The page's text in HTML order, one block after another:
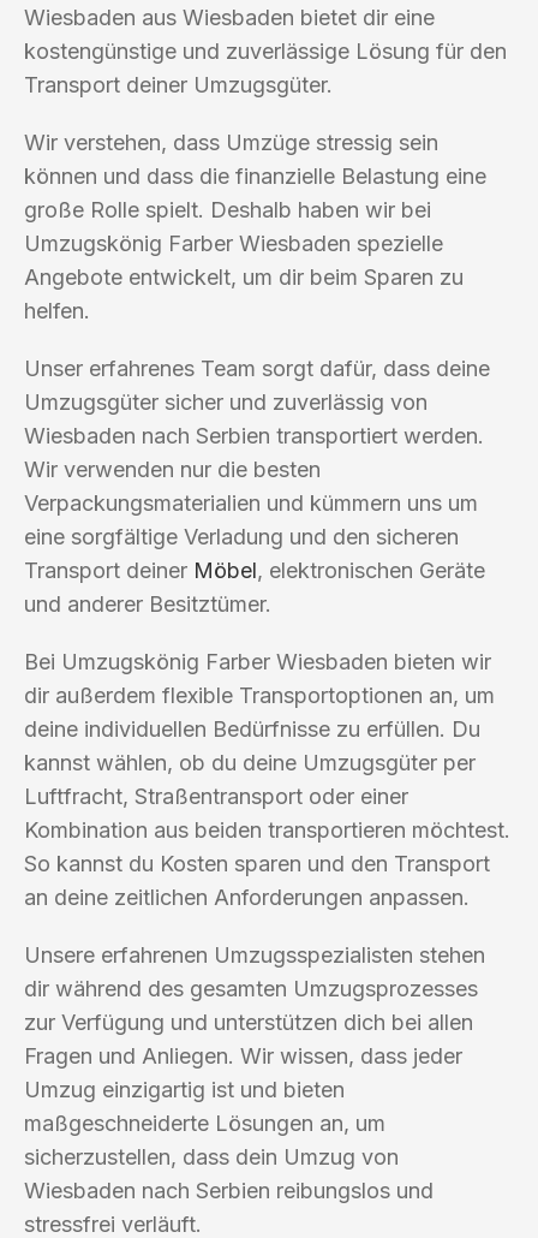
Wiesbaden aus Wiesbaden bietet dir eine
kostengünstige und zuverlässige Lösung für den
Transport deiner Umzugsgüter.
Wir verstehen, dass Umzüge stressig sein
können und dass die finanzielle Belastung eine
große Rolle spielt. Deshalb haben wir bei
Umzugskönig Farber Wiesbaden spezielle
Angebote entwickelt, um dir beim Sparen zu
helfen.
Unser erfahrenes Team sorgt dafür, dass deine
Umzugsgüter sicher und zuverlässig von
Wiesbaden nach Serbien transportiert werden.
Wir verwenden nur die besten
Verpackungsmaterialien und kümmern uns um
eine sorgfältige Verladung und den sicheren
Transport deiner Möbel, elektronischen Geräte
und anderer Besitztümer.
Bei Umzugskönig Farber Wiesbaden bieten wir
dir außerdem flexible Transportoptionen an, um
deine individuellen Bedürfnisse zu erfüllen. Du
kannst wählen, ob du deine Umzugsgüter per
Luftfracht, Straßentransport oder einer
Kombination aus beiden transportieren möchtest.
So kannst du Kosten sparen und den Transport
an deine zeitlichen Anforderungen anpassen.
Unsere erfahrenen Umzugsspezialisten stehen
dir während des gesamten Umzugsprozesses
zur Verfügung und unterstützen dich bei allen
Fragen und Anliegen. Wir wissen, dass jeder
Umzug einzigartig ist und bieten
maßgeschneiderte Lösungen an, um
sicherzustellen, dass dein Umzug von
Wiesbaden nach Serbien reibungslos und
stressfrei verläuft.